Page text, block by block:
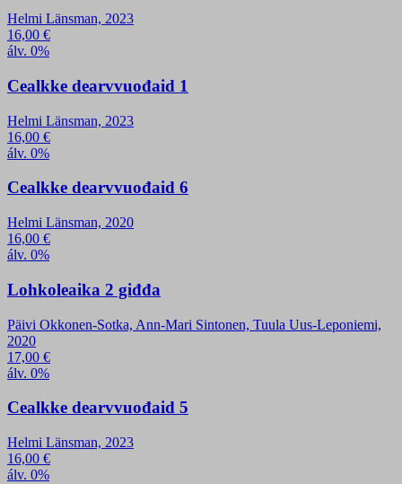
Helmi Länsman, 2023
16,00 €
álv. 0%
Cealkke dearvvuođaid 1
Helmi Länsman, 2023
16,00 €
álv. 0%
Cealkke dearvvuođaid 6
Helmi Länsman, 2020
16,00 €
álv. 0%
Lohkoleaika 2 giđđa
Päivi Okkonen-Sotka, Ann-Mari Sintonen, Tuula Uus-Leponiemi,
2020
17,00 €
álv. 0%
Cealkke dearvvuođaid 5
Helmi Länsman, 2023
16,00 €
álv. 0%